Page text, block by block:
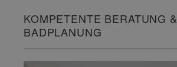
KOMPETENTE BERATUNG &
BADPLANUNG